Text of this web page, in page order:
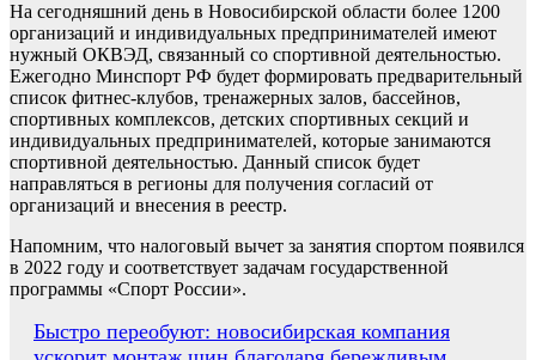
На сегодняшний день в Новосибирской области более 1200
организаций и индивидуальных предпринимателей имеют
нужный ОКВЭД, связанный со спортивной деятельностью.
Ежегодно Минспорт РФ будет формировать предварительный
список фитнес-клубов, тренажерных залов, бассейнов,
спортивных комплексов, детских спортивных секций и
индивидуальных предпринимателей, которые занимаются
спортивной деятельностью. Данный список будет
направляться в регионы для получения согласий от
организаций и внесения в реестр.
Напомним, что налоговый вычет за занятия спортом появился
в 2022 году и соответствует задачам государственной
программы «Спорт России».
Навигация
Быстро переобуют: новосибирская компания